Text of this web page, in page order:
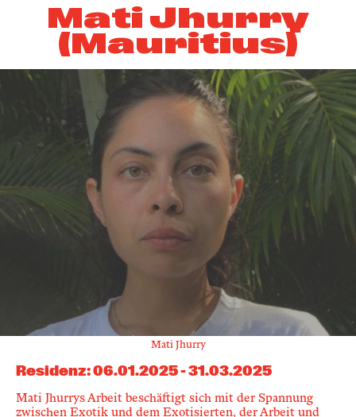
Mati Jhurry
(Mauritius)
Mati Jhurry
Residenz:06.01.2025-31.03.2025
Mati Jhurrys Arbeit beschäftigt sich mit der Spannung
zwischen Exotik und dem Exotisierten, der Arbeit und